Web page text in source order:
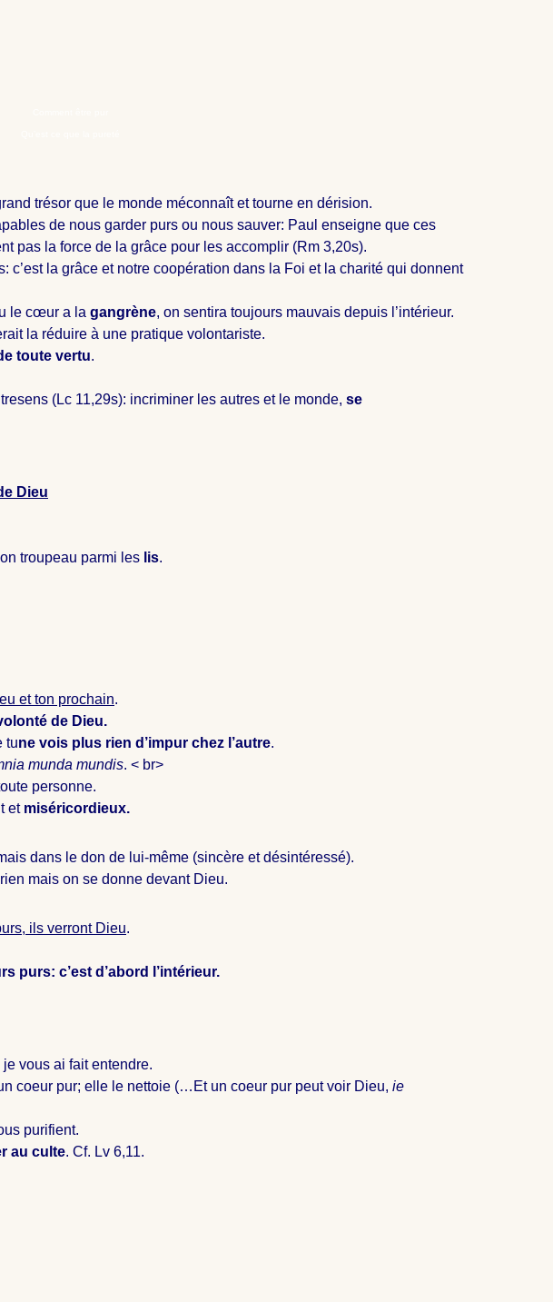
trésor que le monde méconnaît et tourne en dérision.
de nous garder purs ou nous sauver: Paul enseigne que ces
pas la force de la grâce pour les accomplir (Rm 3,20s).
c’est la grâce et notre coopération dans la Foi et la charité qui donnent
le cœur a la gangrène, on sentira toujours mauvais depuis l’intérieur.
la réduire à une pratique volontariste.
toute vertu.
(Lc 11,29s): incriminer les autres et le monde, se
Dieu
troupeau parmi les lis.
et ton prochain.
de Dieu.
tune vois plus rien d’impur chez l’autre.
munda mundis. < br>
personne.
et miséricordieux.
dans le don de lui-même (sincère et désintéressé).
mais on se donne devant Dieu.
ils verront Dieu.
purs: c’est d’abord l’intérieur.
je vous ai fait entendre.
coeur pur; elle le nettoie (…Et un coeur pur peut voir Dieu, ie
purifient.
au culte. Cf. Lv 6,11.